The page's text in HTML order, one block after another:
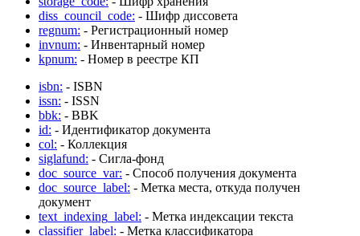
diss_council_code: - Шифр диссовета
regnum: - Регистрационный номер
invnum: - Инвентарный номер
kpnum: - Номер в реестре КП
isbn: - ISBN
issn: - ISSN
bbk: - BBK
id: - Идентификатор документа
col: - Коллекция
siglafund: - Сигла-фонд
doc_source_var: - Способ получения документа
doc_source_label: - Метка места, откуда получен
документ
text_indexing_label: - Метка индексации текста
classifier_label: - Метка классификатора